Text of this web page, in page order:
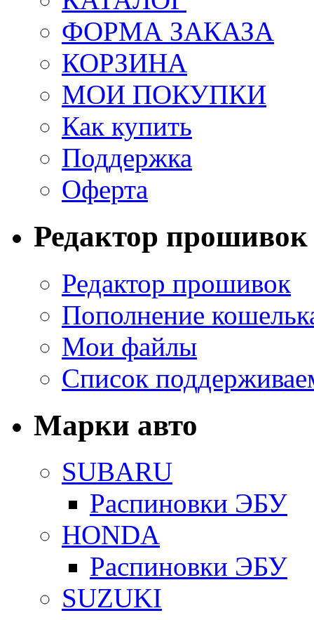
ФОРМА ЗАКАЗА
КОРЗИНА
МОИ ПОКУПКИ
Как купить
Поддержка
Оферта
Редактор прошивок
Редактор прошивок
Пополнение
Мои файлы
Список
Марки авто
SUBARU
Распиновки ЭБУ
HONDA
Распиновки ЭБУ
SUZUKI